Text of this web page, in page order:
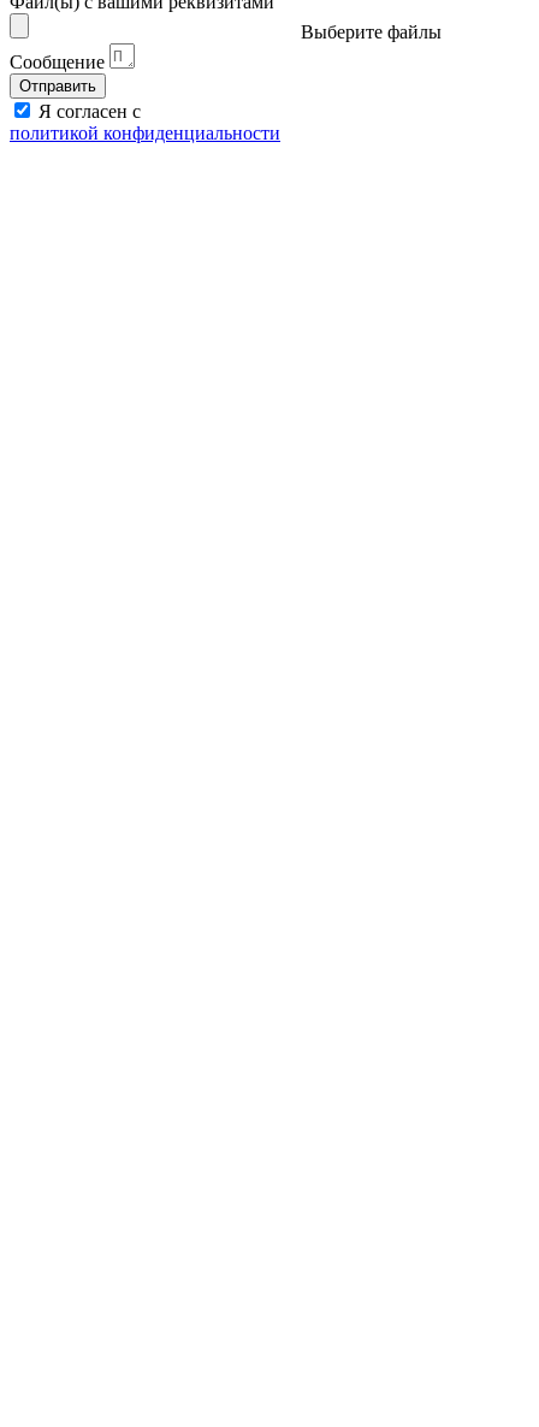
Выберите файлы
Сообщение
Отправить
Я согласен с
политикой конфиденциальности